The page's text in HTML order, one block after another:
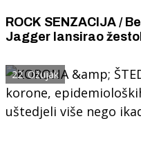
ROCK SENZACIJA /
Jagger lansirao
22. Ožujak